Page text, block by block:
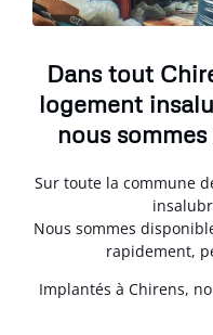
Dans tout
logement
nous
Sur toute la commune
Nous sommes
rapidement,
Implantés à Chirens,